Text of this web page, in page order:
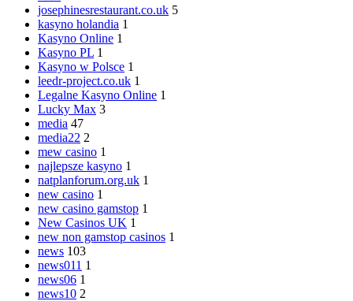
josephinesrestaurant.co.uk 5
kasyno holandia 1
Kasyno Online 1
Kasyno PL 1
Kasyno w Polsce 1
leedr-project.co.uk 1
Legalne Kasyno Online 1
Lucky Max 3
media 47
media22 2
mew casino 1
najlepsze kasyno 1
natplanforum.org.uk 1
new casino 1
new casino gamstop 1
New Casinos UK 1
new non gamstop casinos 1
news 103
news011 1
news06 1
news10 2